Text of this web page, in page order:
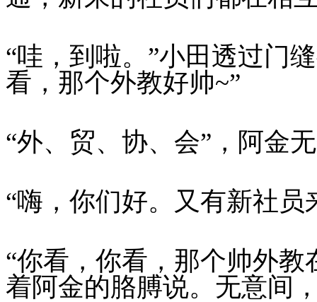
“哇，到啦。”小田透过门
看，那个外教好帅~”
“外、贸、协、会”，阿金
“嗨，你们好。又有新社
“你看，你看，那个帅外
着阿金的胳膊说。无意间